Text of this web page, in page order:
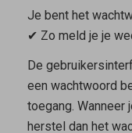
Je bent het
✔ Zo meld je je
De
een wachtwoord
toegang. Wanneer
herstel dan het